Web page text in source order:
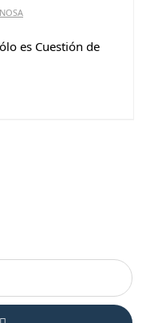
es Cuestión de